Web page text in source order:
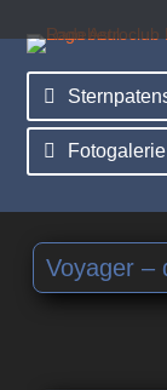
Fotogalerie
Voyager –